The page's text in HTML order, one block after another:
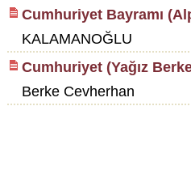
Cumhuriyet Bayramı
KALAMANOĞLU
Cumhuriyet (Yağız
Berke Cevherhan